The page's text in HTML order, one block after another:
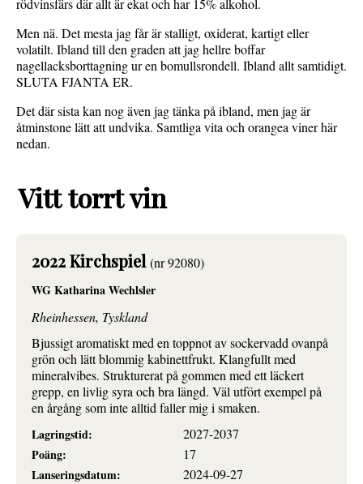
rödvinsfärs där allt är ekat och har 15% alkohol.
Men nä. Det mesta jag får är stalligt, oxiderat, kartigt eller
volatilt. Ibland till den graden att jag hellre boffar
nagellacksborttagning ur en bomullsrondell. Ibland allt samtidigt.
SLUTA FJANTA ER.
Det där sista kan nog även jag tänka på ibland, men jag är
åtminstone lätt att undvika. Samtliga vita och orangea viner här
nedan.
Vitt torrt vin
2022 Kirchspiel(nr 92080)
WG Katharina Wechlsler
Rheinhessen, Tyskland
Bjussigt aromatiskt med en toppnot av sockervadd ovanpå
grön och lätt blommig kabinettfrukt. Klangfullt med
mineralvibes. Strukturerat på gommen med ett läckert
grepp, en livlig syra och bra längd. Väl utfört exempel på
en årgång som inte alltid faller mig i smaken.
Lagringstid:
2027-2037
Poäng:
17
Lanseringsdatum:
2024-09-27